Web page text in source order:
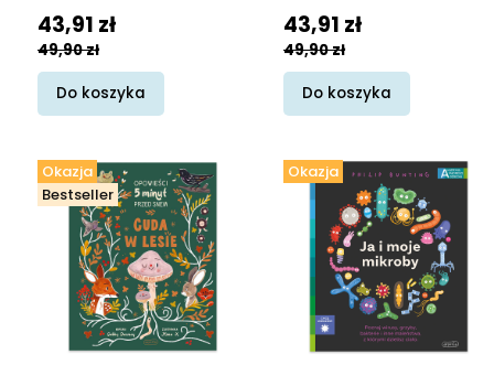
Cena promocyjna
43,91 zł
49,90 zł
Do koszyka
Cena promocyjna
43,91 zł
49,90 zł
Do koszyka
Okazja
Bestseller
Okazja